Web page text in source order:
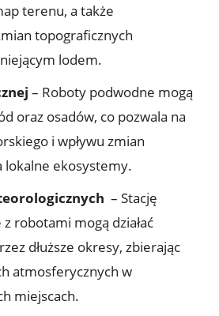
terenu, a także
topograficznych‍
⁤lodem.
–​ Roboty podwodne mogą
oraz osadów, co⁢ pozwala ​na⁣
i ‌wpływu zmian
lokalne ‍ekosystemy.
​ –​ Stację
​robotami mogą działać
⁣dłuższe‍ okresy, zbierając
atmosferycznych w
miejscach.